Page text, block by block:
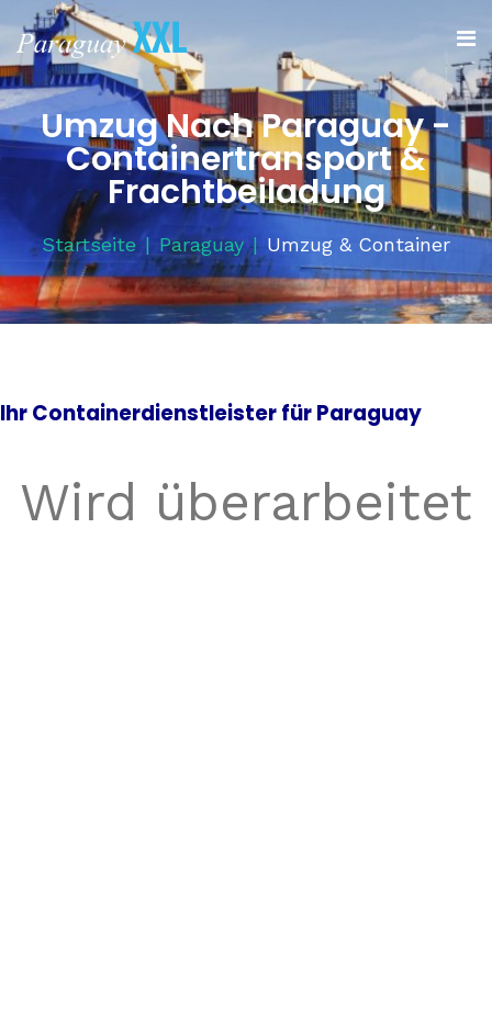
Umzug Nach Paraguay -
Containertransport &
Frachtbeiladung
Startseite Paraguay Umzug & Container
Ihr Containerdienstleister für Paraguay
Wird überarbeitet